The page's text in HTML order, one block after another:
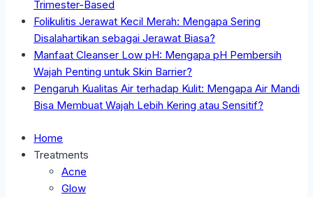
Trimester-Based
Folikulitis Jerawat Kecil Merah: Mengapa Sering
Disalahartikan sebagai Jerawat Biasa?
Manfaat Cleanser Low pH: Mengapa pH Pembersih
Wajah Penting untuk Skin Barrier?
Pengaruh Kualitas Air terhadap Kulit: Mengapa Air Mandi
Bisa Membuat Wajah Lebih Kering atau Sensitif?
Home
Treatments
Acne
Glow